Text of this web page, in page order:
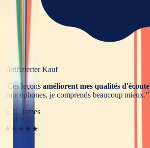
Verifizierter Kauf
Ces leçons améliorent mes qualités d'écoute
francophones, je comprends beaucoup mieux.”
🇬🇧 James
★★★★★